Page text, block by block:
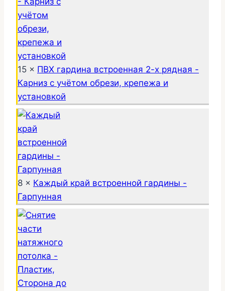
15 × ПВХ гардина встроенная 2-х рядная -
Карниз с учётом обрези, крепежа и
установкой
8 × Каждый край встроенной гардины -
Гарпунная